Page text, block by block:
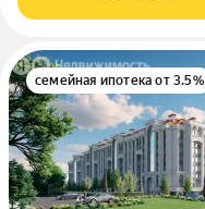
семейная ипотека от 3.5%